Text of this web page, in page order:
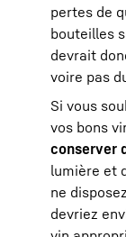
pertes de
bouteilles
devrait
voire pas
Si vous
vos bons
conserver
lumière et
ne
devriez